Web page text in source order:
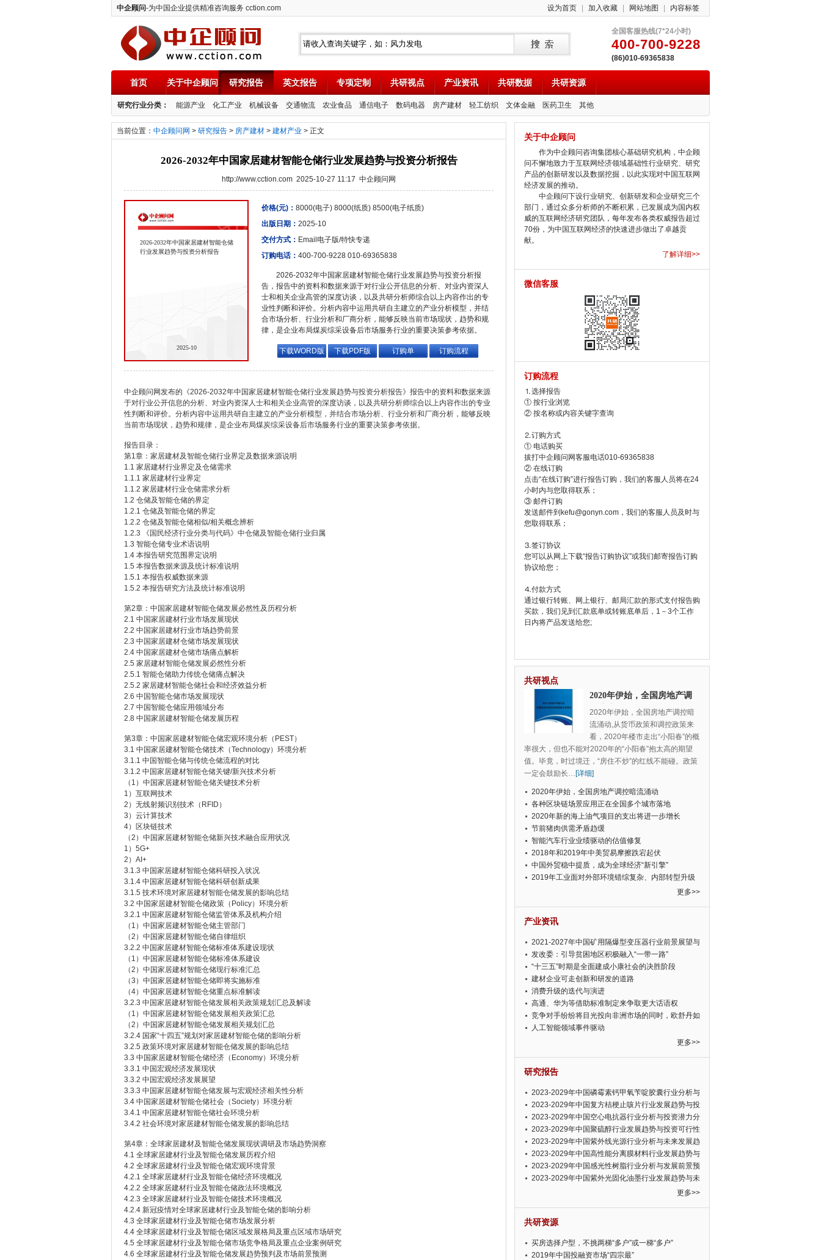
中企顾问-为中国企业提供精准咨询服务 cction.com 设为首页 加入收藏 网站地图 内容标签
中企顾问
全国客服热线(7*24小时)
400-700-9228
(86)010-69365838
首页 关于中企顾问 研究报告 英文报告 专项定制 共研视点 产业资讯 共研数据 共研资源
研究行业分类： 能源产业 化工产业 机械设备 交通物流 农业食品 通信电子 数码电器 房产建材 轻工纺织 文体金融 医药卫生 其他
当前位置： 中企顾问网 > 研究报告 > 房产建材 > 建材产业 > 正文
2026-2032年中国家居建材智能仓储行业发展趋势与投资分析报告
http://www.cction.com 2025-10-27 11:17 中企顾问网
2026-2032年中国家居建材智能仓储
行业发展趋势与投资分析报告
2025-10
价格(元)： 8000(电子) 8000(纸质) 8500(电子纸质)
出版日期： 2025-10
交付方式： Email电子版/特快专递
订购电话： 400-700-9228 010-69365838
2026-2032年中国家居建材智能仓储行业发展趋势与投资分析报
告，报告中的资料和数据来源于对行业公开信息的分析、对业内资深人
士和相关企业高管的深度访谈，以及共研分析师综合以上内容作出的专
业性判断和评价。分析内容中运用共研自主建立的产业分析模型，并结
合市场分析、行业分析和厂商分析，能够反映当前市场现状，趋势和规
律，是企业布局煤炭综采设备后市场服务行业的重要决策参考依据。
下载WORD版 下载PDF版 订购单 订购流程
中企顾问网发布的《2026-2032年中国家居建材智能仓储行业发展趋势与投资分析报告》报告中的资料和数据来源
于对行业公开信息的分析、对业内资深人士和相关企业高管的深度访谈，以及共研分析师综合以上内容作出的专业
性判断和评价。分析内容中运用共研自主建立的产业分析模型，并结合市场分析、行业分析和厂商分析，能够反映
当前市场现状，趋势和规律，是企业布局煤炭综采设备后市场服务行业的重要决策参考依据。
报告目录：
第1章：家居建材及智能仓储行业界定及数据来源说明
1.1 家居建材行业界定及仓储需求
1.1.1 家居建材行业界定
1.1.2 家居建材行业仓储需求分析
1.2 仓储及智能仓储的界定
1.2.1 仓储及智能仓储的界定
1.2.2 仓储及智能仓储相似/相关概念辨析
1.2.3 《国民经济行业分类与代码》中仓储及智能仓储行业归属
1.3 智能仓储专业术语说明
1.4 本报告研究范围界定说明
1.5 本报告数据来源及统计标准说明
1.5.1 本报告权威数据来源
1.5.2 本报告研究方法及统计标准说明
第2章：中国家居建材智能仓储发展必然性及历程分析
2.1 中国家居建材行业市场发展现状
2.2 中国家居建材行业市场趋势前景
2.3 中国家居建材仓储市场发展现状
2.4 中国家居建材仓储市场痛点解析
2.5 家居建材智能仓储发展必然性分析
2.5.1 智能仓储助力传统仓储痛点解决
2.5.2 家居建材智能仓储社会和经济效益分析
2.6 中国智能仓储市场发展现状
2.7 中国智能仓储应用领域分布
2.8 中国家居建材智能仓储发展历程
第3章：中国家居建材智能仓储宏观环境分析（PEST）
3.1 中国家居建材智能仓储技术（Technology）环境分析
3.1.1 中国智能仓储与传统仓储流程的对比
3.1.2 中国家居建材智能仓储关键/新兴技术分析
（1）中国家居建材智能仓储关键技术分析
1）互联网技术
2）无线射频识别技术（RFID）
3）云计算技术
4）区块链技术
（2）中国家居建材智能仓储新兴技术融合应用状况
1）5G+
2）AI+
3.1.3 中国家居建材智能仓储科研投入状况
3.1.4 中国家居建材智能仓储科研创新成果
3.1.5 技术环境对家居建材智能仓储发展的影响总结
3.2 中国家居建材智能仓储政策（Policy）环境分析
3.2.1 中国家居建材智能仓储监管体系及机构介绍
（1）中国家居建材智能仓储主管部门
（2）中国家居建材智能仓储自律组织
3.2.2 中国家居建材智能仓储标准体系建设现状
（1）中国家居建材智能仓储标准体系建设
（2）中国家居建材智能仓储现行标准汇总
（3）中国家居建材智能仓储即将实施标准
（4）中国家居建材智能仓储重点标准解读
3.2.3 中国家居建材智能仓储发展相关政策规划汇总及解读
（1）中国家居建材智能仓储发展相关政策汇总
（2）中国家居建材智能仓储发展相关规划汇总
3.2.4 国家“十四五”规划对家居建材智能仓储的影响分析
3.2.5 政策环境对家居建材智能仓储发展的影响总结
3.3 中国家居建材智能仓储经济（Economy）环境分析
3.3.1 中国宏观经济发展现状
3.3.2 中国宏观经济发展展望
3.3.3 中国家居建材智能仓储发展与宏观经济相关性分析
3.4 中国家居建材智能仓储社会（Society）环境分析
3.4.1 中国家居建材智能仓储社会环境分析
3.4.2 社会环境对家居建材智能仓储发展的影响总结
第4章：全球家居建材及智能仓储发展现状调研及市场趋势洞察
4.1 全球家居建材行业及智能仓储发展历程介绍
4.2 全球家居建材行业及智能仓储宏观环境背景
4.2.1 全球家居建材行业及智能仓储经济环境概况
4.2.2 全球家居建材行业及智能仓储政法环境概况
4.2.3 全球家居建材行业及智能仓储技术环境概况
4.2.4 新冠疫情对全球家居建材行业及智能仓储的影响分析
4.3 全球家居建材行业及智能仓储市场发展分析
4.4 全球家居建材行业及智能仓储区域发展格局及重点区域市场研究
4.5 全球家居建材行业及智能仓储市场竞争格局及重点企业案例研究
4.6 全球家居建材行业及智能仓储发展趋势预判及市场前景预测
关于中企顾问
作为中企顾问咨询集团核心基础研究机构，中企顾
问不懈地致力于互联网经济领域基础性行业研究、研究
产品的创新研发以及数据挖掘，以此实现对中国互联网
经济发展的推动。
中企顾问下设行业研究、创新研发和企业研究三个
部门，通过众多分析师的不断积累，已发展成为国内权
威的互联网经济研究团队，每年发布各类权威报告超过
70份，为中国互联网经济的快速进步做出了卓越贡
献。
了解详细>>
微信客服
订购流程
⒈选择报告
① 按行业浏览
② 按名称或内容关键字查询
⒉订购方式
① 电话购买
拔打中企顾问网客服电话010-69365838
② 在线订购
点击“在线订购”进行报告订购，我们的客服人员将在24
小时内与您取得联系；
③ 邮件订购
发送邮件到kefu@gonyn.com，我们的客服人员及时与
您取得联系；
⒊签订协议
您可以从网上下载“报告订购协议”或我们邮寄报告订购
协议给您；
⒋付款方式
通过银行转账、网上银行、邮局汇款的形式支付报告购
买款，我们见到汇款底单或转账底单后，1－3个工作
日内将产品发送给您;
共研视点
2020年伊始，全国房地产调
控暗流涌动
2020年伊始，全国房地产调控暗
流涌动,从货币政策和调控政策来
看，2020年楼市走出“小阳春”的概
率很大，但也不能对2020年的“小阳春”抱太高的期望
值。毕竟，时过境迁，“房住不炒”的红线不能碰。政策
一定会鼓励长…[详细]
2020年伊始，全国房地产调控暗流涌动
各种区块链场景应用正在全国多个城市落地
2020年新的海上油气项目的支出将进一步增长
节前猪肉供需矛盾趋缓
智能汽车行业业绩驱动的估值修复
2018年和2019年中美贸易摩擦跌宕起伏
中国外贸稳中提质，成为全球经济“新引擎”
2019年工业面对外部环境错综复杂、内部转型升级
更多>>
产业资讯
2021-2027年中国矿用隔爆型变压器行业前景展望与
投资前景预测报告
发改委：引导贫困地区积极融入“一带一路”
“十三五”时期是全面建成小康社会的决胜阶段
建材企业可走创新和研发的道路
消费升级的迭代与演进
高通、华为等借助标准制定来争取更大话语权
竞争对手纷纷将目光投向非洲市场的同时，欧舒丹如
此淡定，难道就真的不怕丧失先机吗?
人工智能领域事件驱动
更多>>
研究报告
2023-2029年中国磷霉素钙甲氧苄啶胶囊行业分析与
投资可行性报告
2023-2029年中国复方桔梗止咳片行业发展趋势与投
资潜力分析报告
2023-2029年中国空心电抗器行业分析与投资潜力分
析报告
2023-2029年中国聚硫醇行业发展趋势与投资可行性
报告
2023-2029年中国紫外线光源行业分析与未来发展趋
势报告
2023-2029年中国高性能分离膜材料行业发展趋势与
发展前景预测报告
2023-2029年中国感光性树脂行业分析与发展前景预
测报告
2023-2029年中国紫外光固化油墨行业发展趋势与未
更多>>
共研资源
买房选择户型，不挑两梯“多户”或一梯“多户”
2019年中国投融资市场“四宗最”